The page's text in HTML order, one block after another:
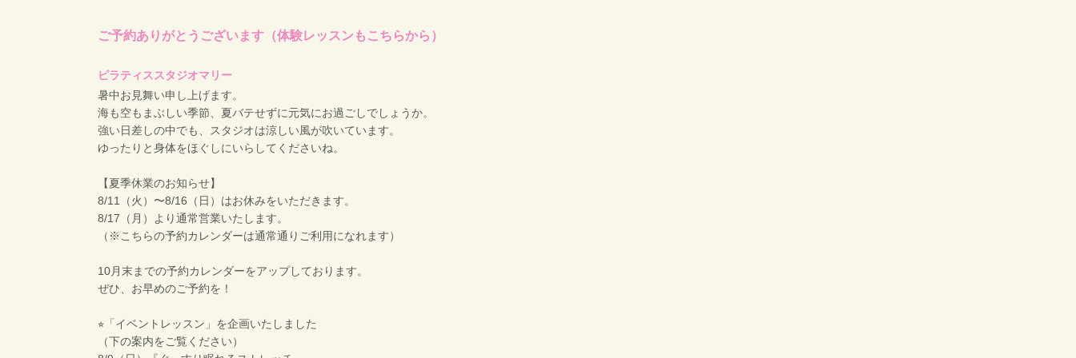
ご予約ありがとうございます（体験レッスンもこちらから）
ピラティススタジオマリー
暑中お見舞い申し上げます。
海も空もまぶしい季節、夏バテせずに元気にお過ごしでしょうか。
強い日差しの中でも、スタジオは涼しい風が吹いています。
ゆったりと身体をほぐしにいらしてくださいね。
【夏季休業のお知らせ】
8/11（火）〜8/16（日）はお休みをいただきます。
8/17（月）より通常営業いたします。
（※こちらの予約カレンダーは通常通りご利用になれます）
10月末までの予約カレンダーをアップしております。
ぜひ、お早めのご予約を！
⭐︎「イベントレッスン」を企画いたしました
（下の案内をご覧ください）